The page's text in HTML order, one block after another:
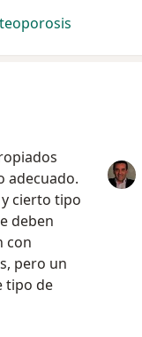
adecuado.
cierto tipo
deben
con
pero un
tipo de